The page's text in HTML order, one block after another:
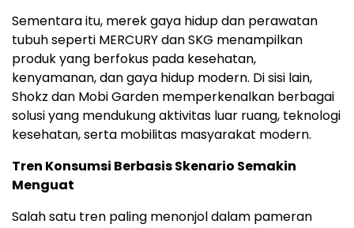
Sementara itu, merek gaya hidup dan perawatan
tubuh seperti MERCURY dan SKG menampilkan
produk yang berfokus pada kesehatan,
kenyamanan, dan gaya hidup modern. Di sisi lain,
Shokz dan Mobi Garden memperkenalkan berbagai
solusi yang mendukung aktivitas luar ruang, teknologi
kesehatan, serta mobilitas masyarakat modern.
Tren Konsumsi Berbasis Skenario Semakin
Menguat
Salah satu tren paling menonjol dalam pameran